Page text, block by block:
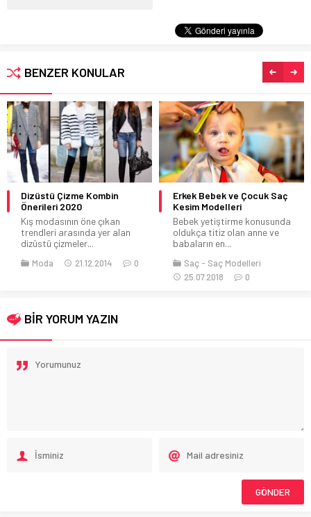
BENZER KONULAR
Dizüstü Çizme Kombin
Önerileri 2020
Kış modasının öne çıkan
trendleri arasında yer alan
dizüstü çizmeler...
Moda 21.12.2014 0
Erkek Bebek ve Çocuk Saç
Kesim Modelleri
Bebek yetiştirme konusunda
oldukça titiz olan anne ve
babaların en...
Saç
Saç Modelleri
25.07.2018
0
BİR YORUM YAZIN